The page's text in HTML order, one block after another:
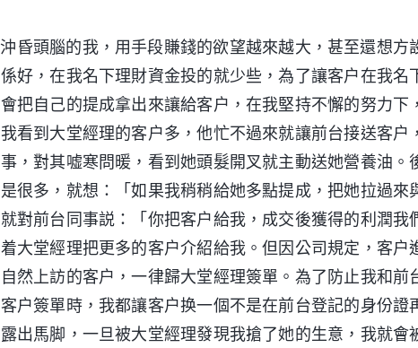
昏頭腦的我，用手段賺錢的欲望越來越大，甚至還想方
好，在我名下理財資金投的就少些，為了讓客户在我名
把自己的提成拿出來讓給客户，在我堅持不懈的努力下，
看到大堂經理的客户多，他忙不過來就讓前台接送客户，
，對其嘘寒問暖，看到她頭髮開叉就主動送她營養油。
很多，就想：「如果我稍稍給她多點提成，把她拉過來
對前台同事説：「你把客户給我，成交後獲得的利潤我
大堂經理把更多的客户介紹給我。但因公司規定，客户
然上訪的客户，一律歸大堂經理簽單。為了防止我和前
户簽單時，我都讓客户换一個不是在前台登記的身份證
出馬脚，一旦被大堂經理發現我搶了她的生意，我就會